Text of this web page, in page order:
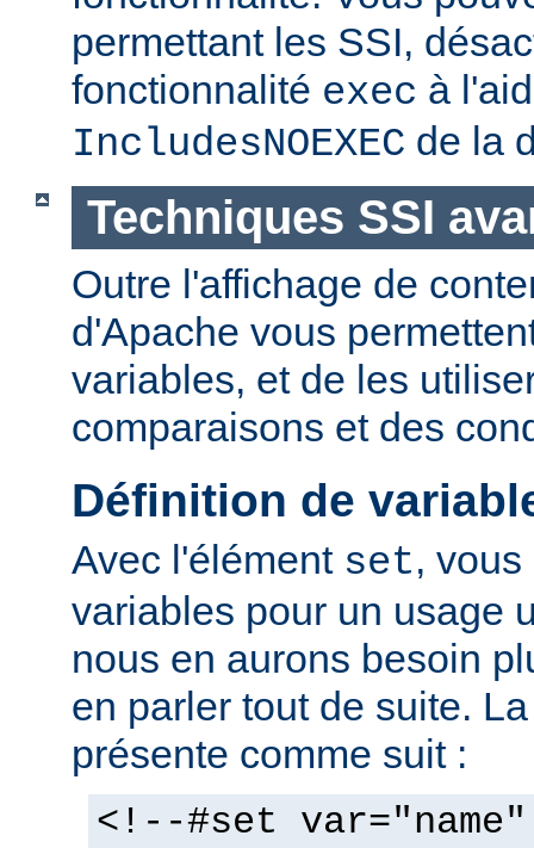
permettant les SSI,
fonctionnalité exec à
IncludesNOEXEC de la
Techniques SSI
Outre l'affichage de
d'Apache vous
variables, et de les
comparaisons et des
Définition de
Avec l'élément set,
variables pour un usage
nous en aurons besoin
en parler tout de suite.
présente comme suit :
<!--#set